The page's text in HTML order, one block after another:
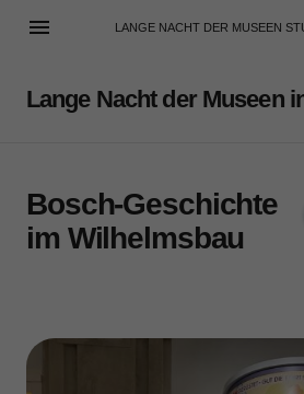
LANGE NACHT DER MUSEEN
Lange Nacht der Museen
Bosch-Geschichte
im Wilhelmsbau